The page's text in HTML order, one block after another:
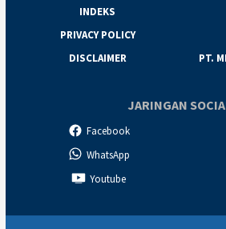
INDEKS
PRIVACY POLICY
DISCLAIMER
PT.
JARINGAN
Facebook
WhatsApp
Youtube